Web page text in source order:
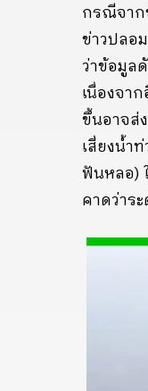
กรณีจาก
ข่าวปลอ
ว่าข้อมูล
เนื่องจา
ขึ้นอาจส่
เสี่ยงน้ำ
ฟันหลอ)
คาดว่าร